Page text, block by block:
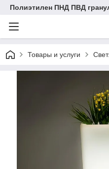
Полиэтилен ПНД ПВД
Товары и услуги